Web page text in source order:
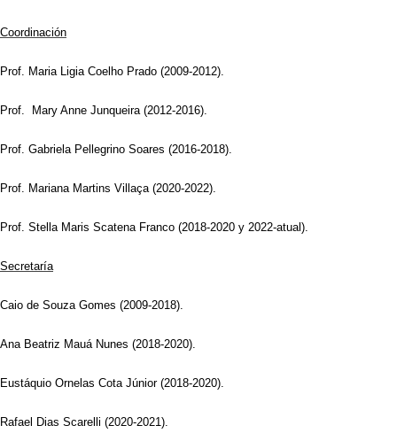
Coordinación
Prof. Maria Ligia Coelho Prado (2009-2012).
Prof. Mary Anne Junqueira (2012-2016).
Prof. Gabriela Pellegrino Soares (2016-2018).
Prof. Mariana Martins Villaça (2020-2022).
Prof. Stella Maris Scatena Franco (2018-2020 y 2022-atual).
Secretaría
Caio de Souza Gomes (2009-2018).
Ana Beatriz Mauá Nunes (2018-2020).
Eustáquio Ornelas Cota Júnior (2018-2020).
Rafael Dias Scarelli (2020-2021).